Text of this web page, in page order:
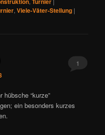
,Viele-Väter-Stellung |
1
hübsche “kurze”
ein besonders kurzes